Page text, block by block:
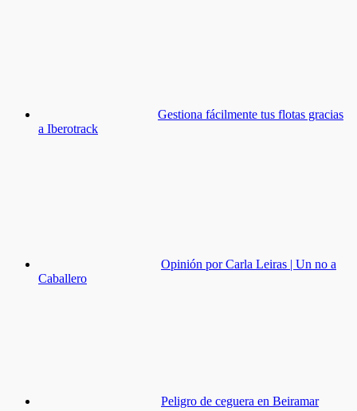
Gestiona fácilmente tus flotas gracias
a Iberotrack
Opinión por Carla Leiras | Un no a
Caballero
Peligro de ceguera en Beiramar